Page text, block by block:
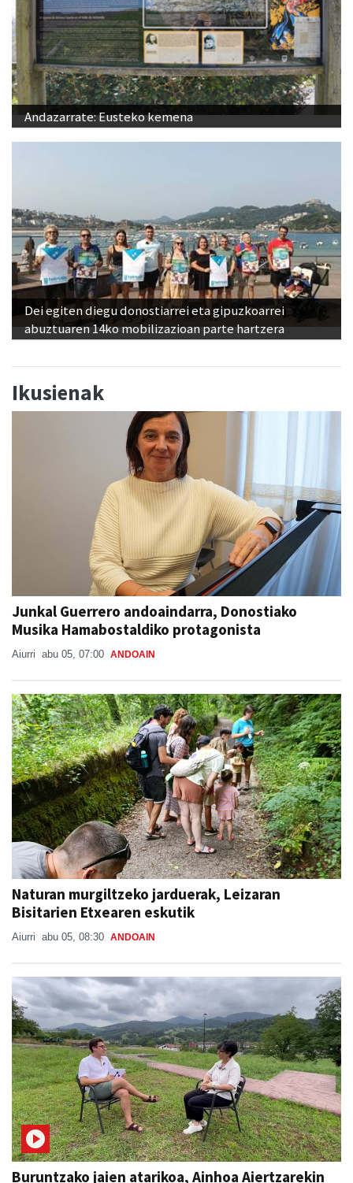
Andazarrate: Eusteko kemena
Dei egiten diegu donostiarrei eta gipuzkoarrei
abuztuaren 14ko mobilizazioan parte hartzera
Ikusienak
Junkal Guerrero andoaindarra, Donostiako
Musika Hamabostaldiko protagonista
Aiurri abu 05, 07:00 ANDOAIN
Naturan murgiltzeko jarduerak, Leizaran
Bisitarien Etxearen eskutik
Aiurri abu 05, 08:30 ANDOAIN
Buruntzako jaien atarikoa, Ainhoa Aiertzarekin